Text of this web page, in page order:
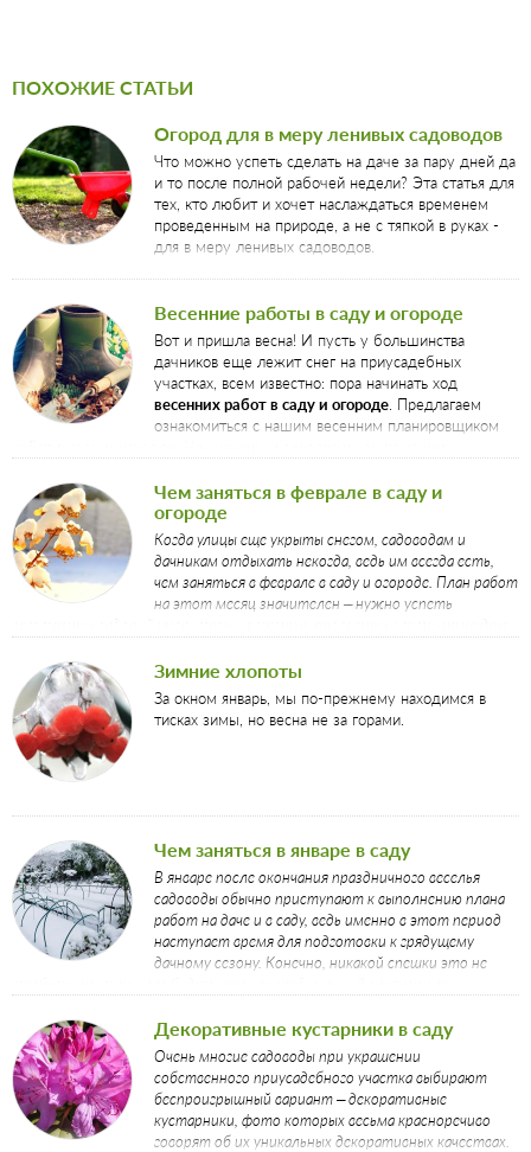
ПОХОЖИЕ СТАТЬИ
Огород для в меру ленивых садоводов
Что можно успеть сделать на даче за пару дней да
и то после полной рабочей недели? Эта статья для
тех, кто любит и хочет наслаждаться временем
проведенным на природе, а не с тяпкой в руках -
для в меру ленивых садоводов.
Весенние работы в саду и огороде
Вот и пришла весна! И пусть у большинства
дачников еще лежит снег на приусадебных
участках, всем известно: пора начинать ход
весенних работ в саду и огороде . Предлагаем
ознакомиться с нашим весенним планировщиком
быстро сориентирует в текущих работах по саду и огороду. Итак,
приступим:
Чем заняться в феврале в саду и
огороде
Когда улицы еще укрыты снегом, садоводам и
дачникам отдыхать некогда, ведь им всегда есть,
чем заняться в феврале в саду и огороде. План работ
на этот месяц значителен – нужно успеть
последний зимний месяц дел в саду будет предостаточно.
Зимние хлопоты
За окном январь, мы по-прежнему находимся в
тисках зимы, но весна не за горами.
Чем заняться в январе в саду
В январе после окончания праздничного веселья
садоводы обычно приступают к выполнению плана
работ на даче и в саду, ведь именно в этот период
наступает время для подготовки к грядущему
дачному сезону. Конечно, никакой спешки это не
даже приятными. Из нашей статьи вы узнаете, чем заняться в январе в
саду и как провести это время с пользой.
Декоративные кустарники в саду
Очень многие садоводы при украшении
собственного приусадебного участка выбирают
беспроигрышный вариант – декоративные
кустарники, фото которых весьма красноречиво
говорят об их уникальных декоративных качествах.